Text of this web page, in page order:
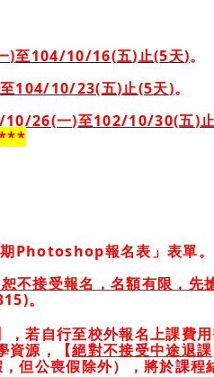
)至104/10/16(五)止(5天)。
至104/10/23(五)止(5天)。
10/26(一)至102/10/30(五)
Photoshop報名表」表單。
不接受報名，名額有限，先
。
，若自行至校外報名上課費用
資源，【絕對不接受中途退課
但公喪假除外），將於課程